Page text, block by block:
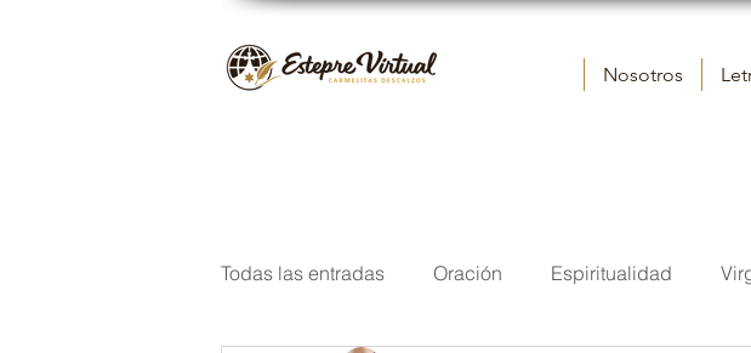
Nosotros
Todas las entradas Oración Espiritualidad